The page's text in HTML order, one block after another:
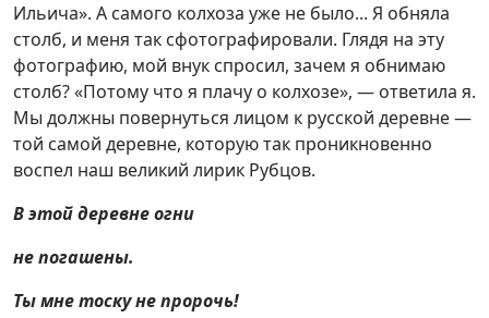
Ильича». А самого колхоза уже не было... Я обняла
столб, и меня так сфотографировали. Глядя на эту
фотографию, мой внук спросил, зачем я обнимаю
столб? «Потому что я плачу о колхозе», — ответила я.
Мы должны повернуться лицом к русской деревне —
той самой деревне, которую так проникновенно
воспел наш великий лирик Рубцов.
В этой деревне огни
не погашены.
Ты мне тоску не пророчь!